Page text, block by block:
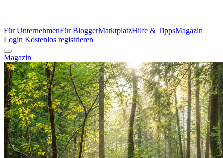
Für UnternehmenFür BloggerMarktplatzHilfe & TippsMagazin
Login Kostenlos registrieren
Magazin